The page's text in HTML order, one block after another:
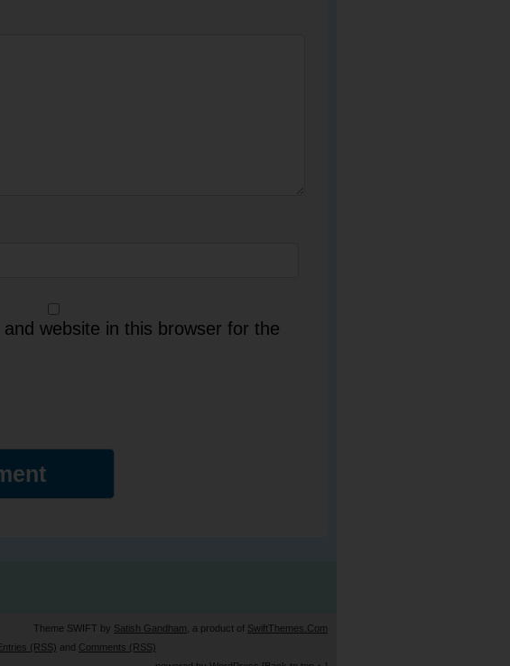
website in this browser for the
Theme SWIFT by Satish Gandham , a product of SwiftThemes.Com
(RSS) and Comments (RSS)